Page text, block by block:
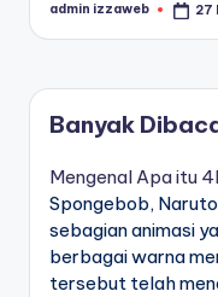
Posted
admin izzaweb 27
Banyak
Mengenal Apa itu
Spongebob,
sebagian animasi
berbagai warna
tersebut telah